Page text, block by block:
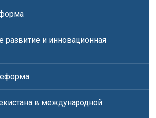
и инновационная
в международной